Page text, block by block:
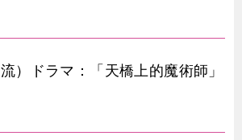
）ドラマ：「天橋上的魔術師」